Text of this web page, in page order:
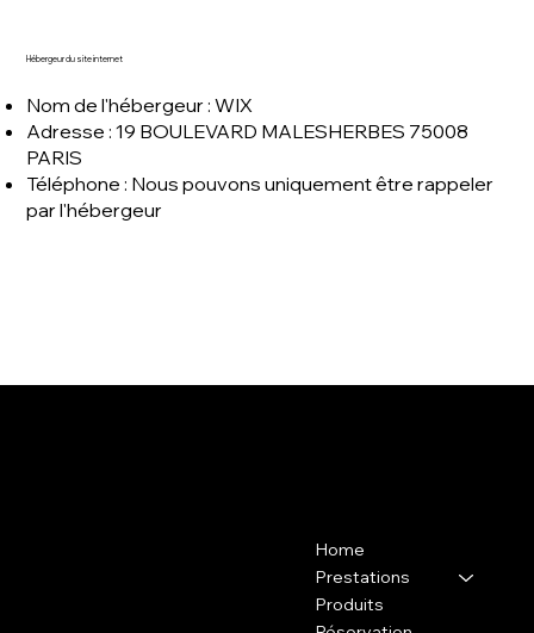
Hébergeur du site internet
Nom de l'hébergeur : WIX
Adresse : 19 BOULEVARD MALESHERBES 75008
PARIS
Téléphone : Nous pouvons uniquement être rappeler
par l'hébergeur
Home
Prestations
Produits